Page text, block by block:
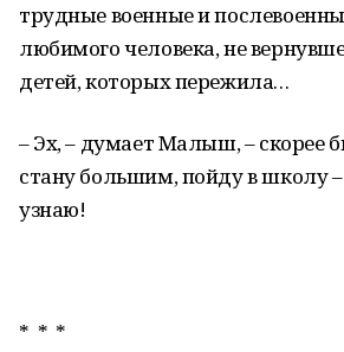
трудные военные и
любимого человека, не
детей, которых пережила…
– Эх, – думает Малыш, – скорее
стану большим, пойду в школу –
узнаю!
* * *